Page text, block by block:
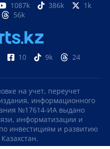
1087k 386k
1k
56k
10 9k 24
на учет, переучет
информационного
№17614-ИА выдано
информатизации и
инвестициям и развитию